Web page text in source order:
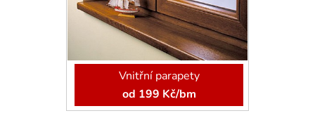
Vnitřní parapety
od 199 Kč/bm